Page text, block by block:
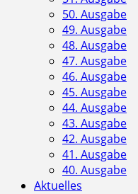
50. Ausgabe
49. Ausgabe
48. Ausgabe
47. Ausgabe
46. Ausgabe
45. Ausgabe
44. Ausgabe
43. Ausgabe
42. Ausgabe
41. Ausgabe
40. Ausgabe
Aktuelles